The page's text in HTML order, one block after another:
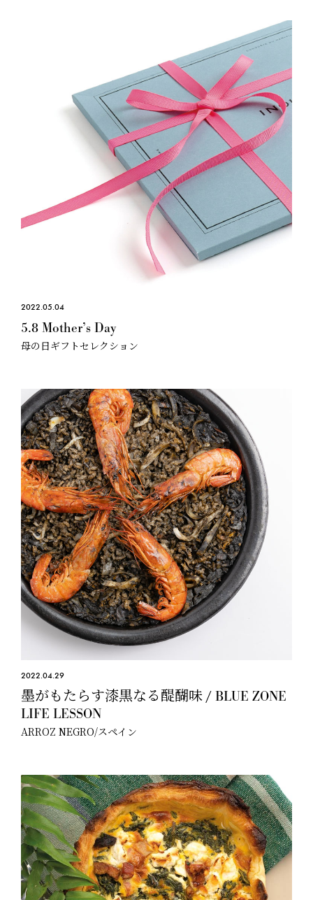
2022.05.04
5.8 Mother’s Day
母の日ギフトセレクション
2022.04.29
墨がもたらす漆黒なる醍醐味 / BLUE ZONE
LIFE LESSON
ARROZ NEGRO/スペイン